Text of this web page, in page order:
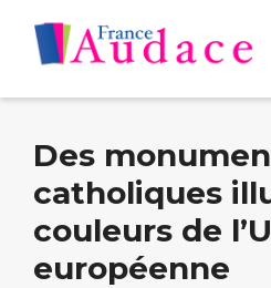
Des
catholiques
couleurs de
européenne